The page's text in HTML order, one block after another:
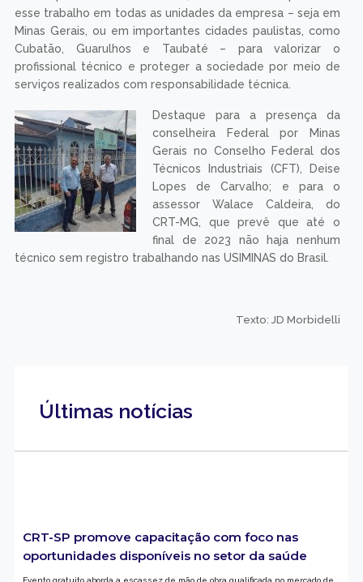
esse trabalho em todas as unidades da empresa – seja em
Minas Gerais, ou em importantes cidades paulistas, como
Cubatão, Guarulhos e Taubaté – para valorizar o
profissional técnico e proteger a sociedade por meio de
serviços realizados com responsabilidade técnica.
Destaque para a presença da
conselheira Federal por Minas
Gerais no Conselho Federal dos
Técnicos Industriais (CFT), Deise
Lopes de Carvalho; e para o
assessor Walace Caldeira, do
CRT-MG, que prevê que até o
final de 2023 não haja nenhum
técnico sem registro trabalhando nas USIMINAS do Brasil.
Texto: JD Morbidelli
Últimas notícias
CRT-SP promove capacitação com foco nas
oportunidades disponíveis no setor da saúde
Evento gratuito aborda a escassez de mão de obra qualificada no mercado de